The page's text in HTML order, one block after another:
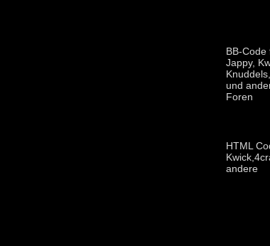
BB-Code
Jappy,
und
Foren
HTML
andere